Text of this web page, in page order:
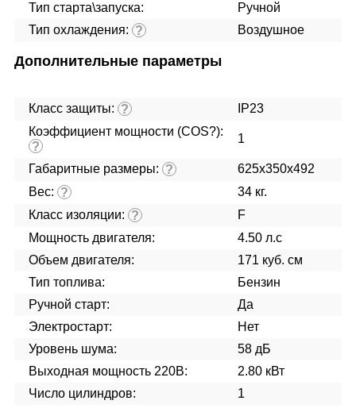
Тип старта\запуска:
Ручной
Тип охлаждения: ? Воздушное
Дополнительные параметры
Класс защиты: ?
IP23
Коэффициент мощности (COS?):
?
1
Габаритные размеры: ?
625x350x492
Вес: ?
34 кг.
Класс изоляции: ?
F
Мощность двигателя:
4.50 л.с
Объем двигателя:
171 куб. см
Тип топлива:
Бензин
Ручной старт:
Да
Электростарт:
Нет
Уровень шума:
58 дБ
Выходная мощность 220В:
2.80 кВт
Число цилиндров:
1